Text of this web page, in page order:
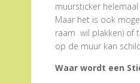
muursticker
Maar het is ook
raam wil plakken) of
op de muur kan
Waar wordt een